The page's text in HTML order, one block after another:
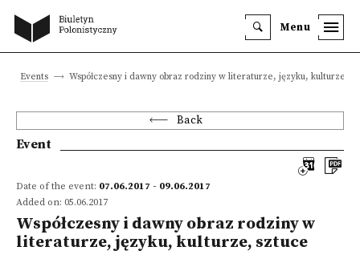
Menu
Events Współczesny i dawny obraz rodziny w literaturze, języku, kulturze,
Back
Event
Date of the event: 07.06.2017 - 09.06.2017
Added on: 05.06.2017
Współczesny i dawny obraz rodziny w
literaturze, języku, kulturze, sztuce